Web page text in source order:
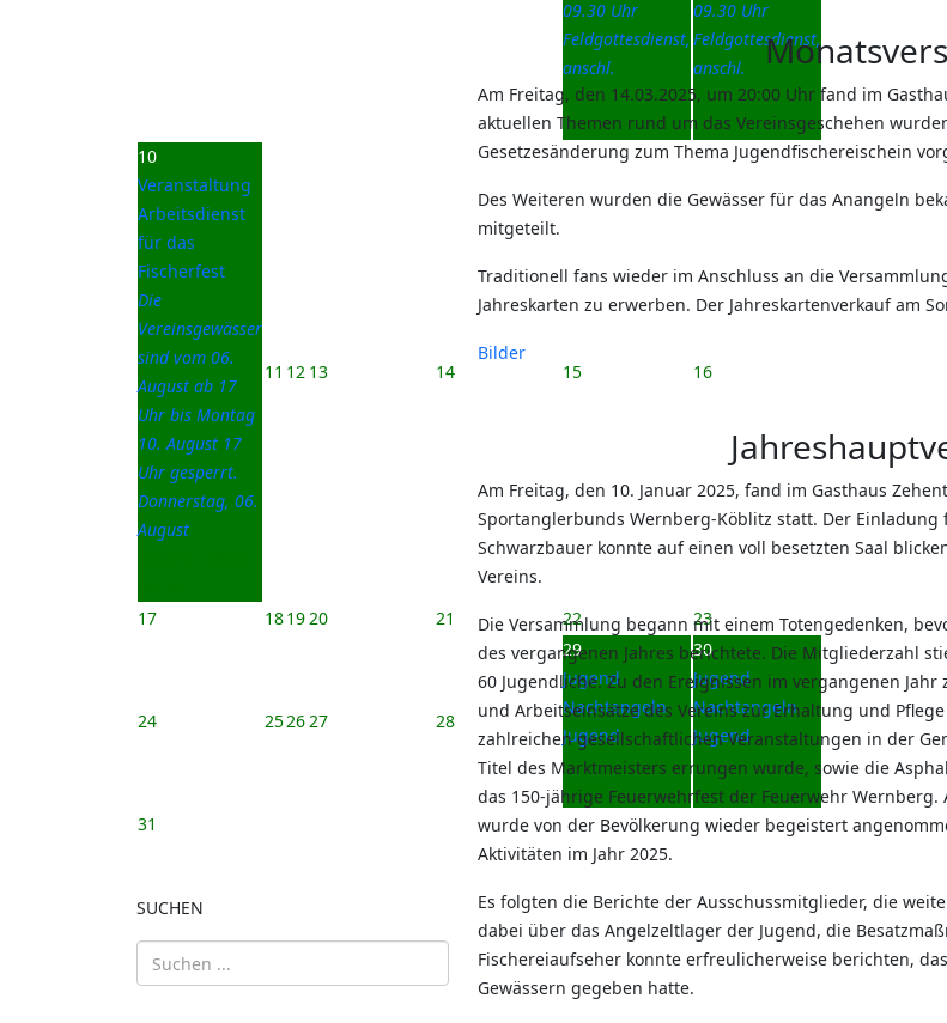
09.30 Uhr
Feldgottesdienst,
anschl.
Datum :2026-
08-08
09.30 Uhr
Feldgottesdienst,
anschl.
Datum :2026-
08-09
10
Veranstaltung
Arbeitsdienst
für das
Fischerfest
Die
Vereinsgewässer
sind vom 06.
August ab 17
Uhr bis Montag
10. August 17
Uhr gesperrt.
Donnerstag, 06.
August
11 12 13 14 15 16
17 181920 21 22 23
24 252627 28
29
Jugend
Nachtangeln
Jugend
Datum :2026-
08-29
30
Jugend
Nachtangeln
Jugend
Datum :2026-
08-30
31
SUCHEN
Am Freitag, den 14.03.2025, um 20:00 Uhr fand im
aktuellen Themen rund um das Vereinsgeschehen
Gesetzesänderung zum Thema Jugendfischereischein
Des Weiteren wurden die Gewässer für das Anangeln
mitgeteilt.
Traditionell fans wieder im Anschluss an die
Jahreskarten zu erwerben. Der Jahreskartenverkauf am
Bilder
Am Freitag, den 10. Januar 2025, fand im Gasthaus
Sportanglerbunds Wernberg-Köblitz statt. Der
Schwarzbauer konnte auf einen voll besetzten Saal
Vereins.
Die Versammlung begann mit einem Totengedenken,
des vergangenen Jahres berichtete. Die Mitgliederzahl
60 Jugendliche. Zu den Ereignissen im vergangenen
und Arbeitseinsätze des Vereins zur Erhaltung und
zahlreichen gesellschaftlichen Veranstaltungen in der
Titel des Marktmeisters errungen wurde, sowie die
das 150-jährige Feuerwehrfest der Feuerwehr
wurde von der Bevölkerung wieder begeistert
Aktivitäten im Jahr 2025.
Es folgten die Berichte der Ausschussmitglieder, die
dabei über das Angelzeltlager der Jugend, die
Fischereiaufseher konnte erfreulicherweise berichten,
Gewässern gegeben hatte.